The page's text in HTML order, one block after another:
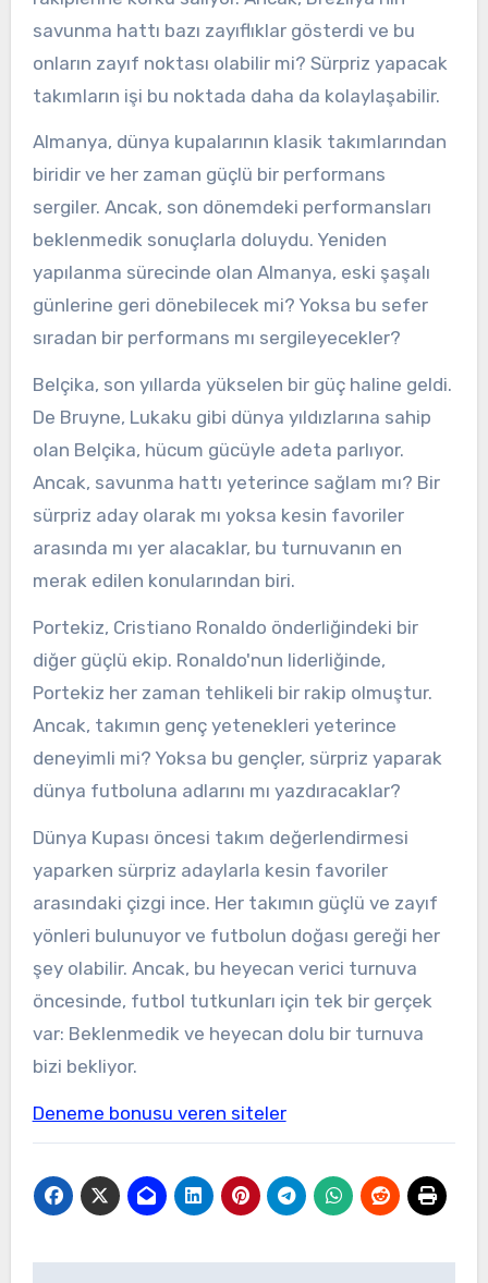
savunma hattı bazı zayıflıklar gösterdi ve bu
onların zayıf noktası olabilir mi? Sürpriz yapacak
takımların işi bu noktada daha da kolaylaşabilir.
Almanya, dünya kupalarının klasik takımlarından
biridir ve her zaman güçlü bir performans
sergiler. Ancak, son dönemdeki performansları
beklenmedik sonuçlarla doluydu. Yeniden
yapılanma sürecinde olan Almanya, eski şaşalı
günlerine geri dönebilecek mi? Yoksa bu sefer
sıradan bir performans mı sergileyecekler?
Belçika, son yıllarda yükselen bir güç haline geldi.
De Bruyne, Lukaku gibi dünya yıldızlarına sahip
olan Belçika, hücum gücüyle adeta parlıyor.
Ancak, savunma hattı yeterince sağlam mı? Bir
sürpriz aday olarak mı yoksa kesin favoriler
arasında mı yer alacaklar, bu turnuvanın en
merak edilen konularından biri.
Portekiz, Cristiano Ronaldo önderliğindeki bir
diğer güçlü ekip. Ronaldo'nun liderliğinde,
Portekiz her zaman tehlikeli bir rakip olmuştur.
Ancak, takımın genç yetenekleri yeterince
deneyimli mi? Yoksa bu gençler, sürpriz yaparak
dünya futboluna adlarını mı yazdıracaklar?
Dünya Kupası öncesi takım değerlendirmesi
yaparken sürpriz adaylarla kesin favoriler
arasındaki çizgi ince. Her takımın güçlü ve zayıf
yönleri bulunuyor ve futbolun doğası gereği her
şey olabilir. Ancak, bu heyecan verici turnuva
öncesinde, futbol tutkunları için tek bir gerçek
var: Beklenmedik ve heyecan dolu bir turnuva
bizi bekliyor.
Deneme bonusu veren siteler